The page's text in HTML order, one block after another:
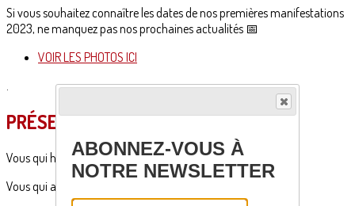
Si vous souhaitez connaître les dates de nos premières manifestations
2023, ne manquez pas nos prochaines actualités 📅
VOIR LES PHOTOS ICI
.
PRÉSENTATION DE L'ÉVENEMENT
Vous qui habitez Lamothe, ou habitez ailleurs,
Vous qui avez 18 ans, ou qui avez 68 ans,
ABONNEZ-VOUS À
NOTRE NEWSLETTER